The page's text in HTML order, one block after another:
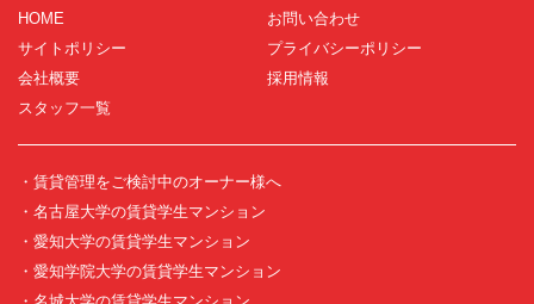
HOME
お問い合わせ
サイトポリシー
プライバシーポリシー
会社概要
採用情報
スタッフ一覧
・賃貸管理をご検討中のオーナー様へ
・名古屋大学の賃貸学生マンション
・愛知大学の賃貸学生マンション
・愛知学院大学の賃貸学生マンション